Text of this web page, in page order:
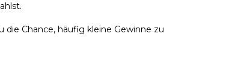
die Chance, häufig kleine Gewinne zu